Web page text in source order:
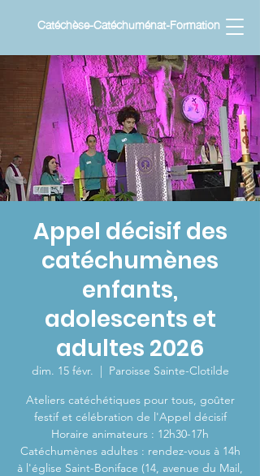
Catéchèse-Catéchuménat-Formation
Appel décisif des
catéchumènes
enfants,
adolescents et
adultes 2026
dim. 15 févr.
  |
Paroisse Sainte-Clotilde
Ateliers catéchétiques pour tous, goûter
festif et célébration de l'Appel décisif
Horaire animateurs : 12h30-17h
Catéchumènes adultes : rendez-vous à 14h
à l'église Saint-Boniface (14, avenue du Mail,